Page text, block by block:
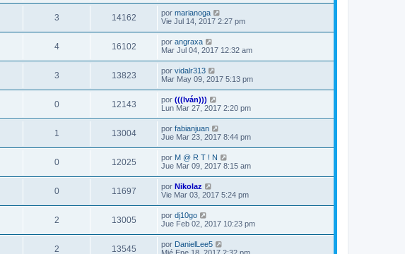
3 14162 por marianoga
Vie Jul 14, 2017 2:27 pm
4 16102 por angraxa
Mar Jul 04, 2017 12:32 am
3 13823 por vidalr313
Mar May 09, 2017 5:13 pm
0 12143 por (((Iván)))
Lun Mar 27, 2017 2:20 pm
1 13004 por fabianjuan
Jue Mar 23, 2017 8:44 pm
0 12025 por M @ R T ! N
Jue Mar 09, 2017 8:15 am
0 11697 por Nikolaz­
Vie Mar 03, 2017 5:24 pm
2 13005 por dj10go
Jue Feb 02, 2017 10:23 pm
2 13545 por DanielLee5